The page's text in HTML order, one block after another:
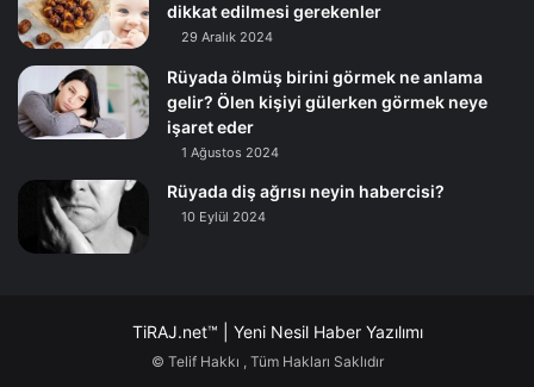
dikkat edilmesi gerekenler
29 Aralık 2024
Rüyada ölmüş birini görmek ne anlama
gelir? Ölen kişiyi gülerken görmek neye
işaret eder
1 Ağustos 2024
Rüyada diş ağrısı neyin habercisi?
10 Eylül 2024
TiRAJ.net™ | Yeni Nesil Haber Yazılımı
© Telif Hakkı , Tüm Hakları Saklıdır